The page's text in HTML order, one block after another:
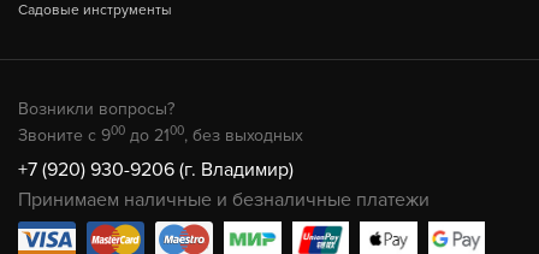
Садовые инструменты
Возникли вопросы?
Звоните с 900 до 2100, без выходных
+7 (920) 930-9206 (г. Владимир)
Принимаем наличные и безналичные платежи